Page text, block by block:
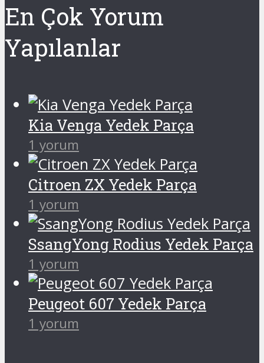
En Çok Yorum
Yapılanlar
Kia Venga Yedek Parça
1 yorum
Citroen ZX Yedek Parça
1 yorum
SsangYong Rodius Yedek Parça
1 yorum
Peugeot 607 Yedek Parça
1 yorum